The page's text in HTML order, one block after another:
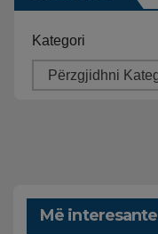
Kategori
Më interesante